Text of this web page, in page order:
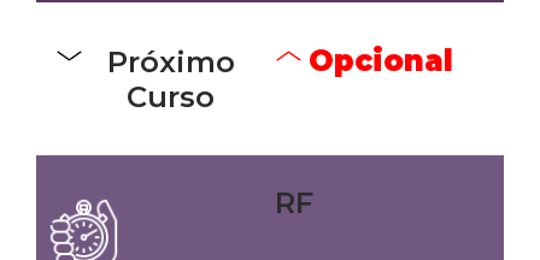
Próximo
Curso
Opcional
RF